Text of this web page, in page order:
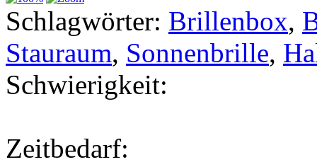
Schlagwörter: Brillenbox,
Stauraum, Sonnenbrille,
Schwierigkeit:
Zeitbedarf: